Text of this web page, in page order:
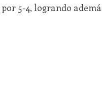
5-4, logrando